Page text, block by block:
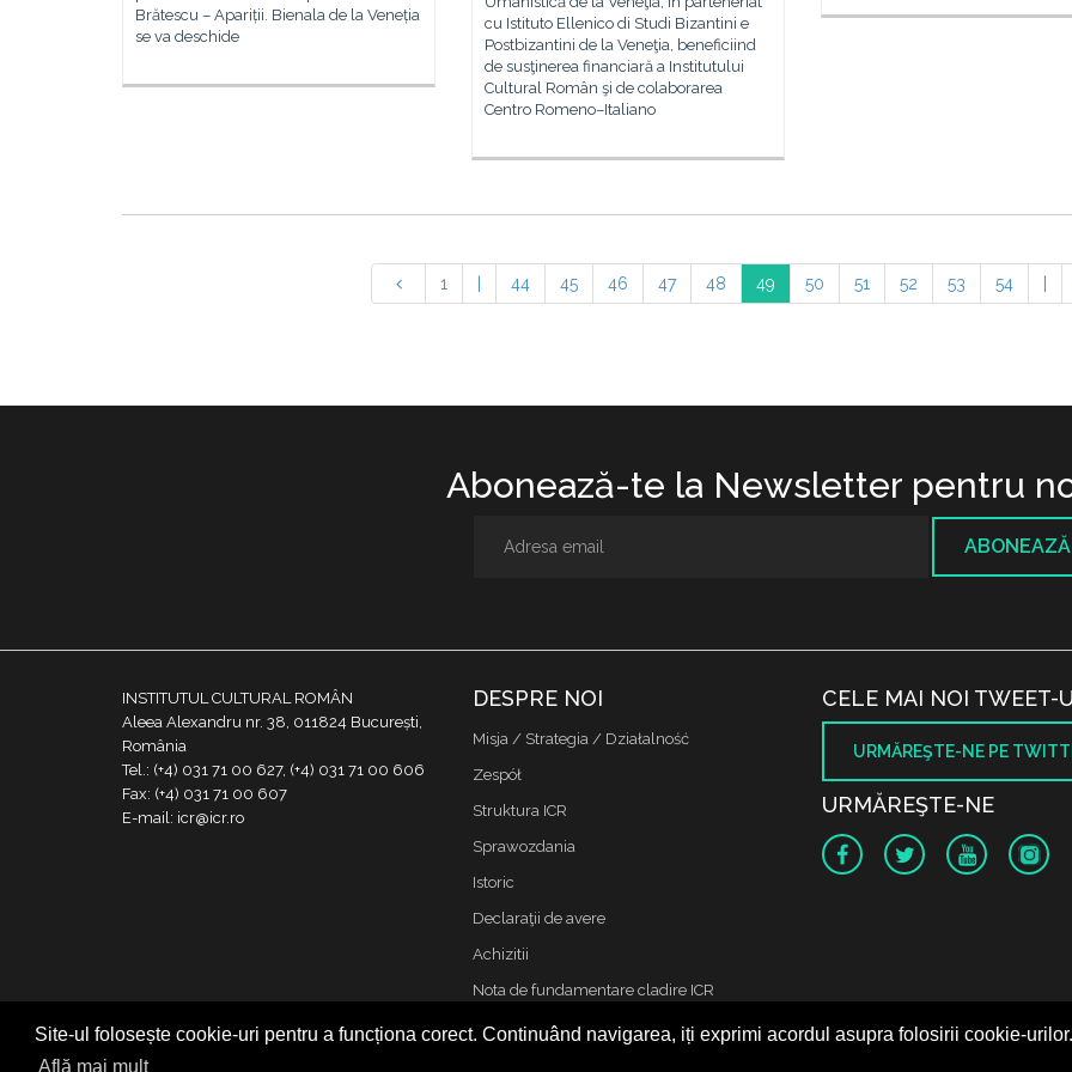
Site-ul folosește cookie-uri pentru a funcționa corect. Continuând navigarea, iți exprimi acordul asupra folosirii cookie-urilor.
Află mai mult
cu Istituto Ellenico di Studi Bizantini e
Postbizantini de la Veneţia, beneficiind
de susţinerea financiară a Institutului
Cultural Român şi de colaborarea
Centro Romeno–Italiano
Brătescu – Apariții. Bienala de la Veneția
se va deschide
1 44 45 46 47 48 49 50 51 52 53 54
Abonează-te la Newsletter pentru
INSTITUTUL CULTURAL ROMÂN
Aleea Alexandru nr. 38, 011824 București,
România
Tel.: (+4) 031 71 00 627, (+4) 031 71 00 606
Fax: (+4) 031 71 00 607
E-mail: icr@icr.ro
DESPRE NOI
Misja / Strategia / Działalność
Zespół
Struktura ICR
Sprawozdania
Istoric
Declaraţii de avere
Achizitii
Nota de fundamentare cladire ICR
Kontakt
CELE MAI NOI TWEET-
URMĂREŞTE-NE PE
URMĂREŞTE-NE